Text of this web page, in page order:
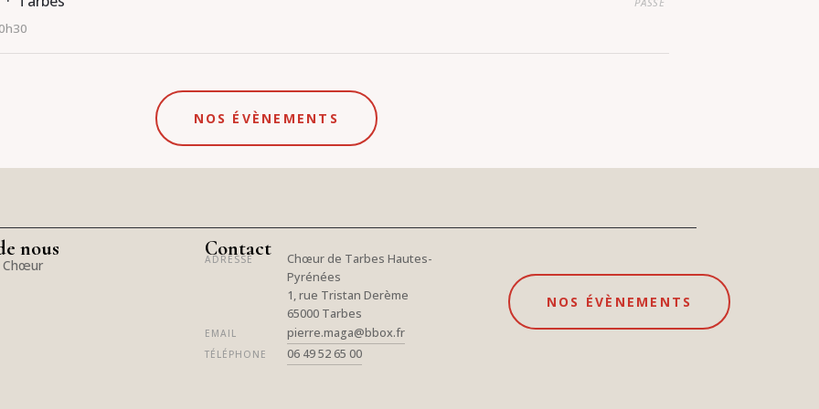
NOS ÉVÈNEMENTS
nous
Chœur
Contact
ADRESSE
Chœur de Tarbes Hautes-
Pyrénées
1, rue Tristan Derème
65000 Tarbes
EMAIL pierre.maga@bbox.fr
TÉLÉPHONE 06 49 52 65 00
NOS ÉVÈNEMENTS